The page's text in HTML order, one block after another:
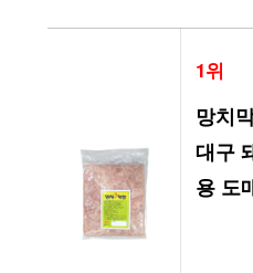
1위
망치
대구
용 도